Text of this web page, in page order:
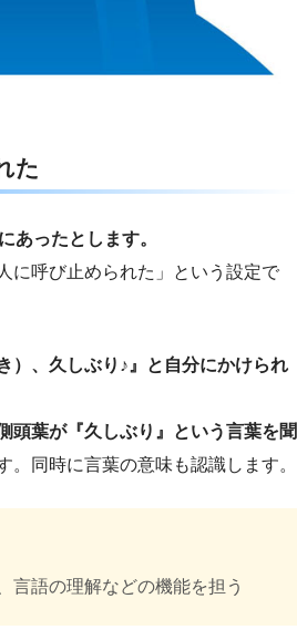
た
あったとします。
に呼び止められた」という設定で
）、久しぶり♪』と自分にかけられ
頭葉が『久しぶり』という言葉を聞
。同時に言葉の意味も認識します。
言語の理解などの機能を担う